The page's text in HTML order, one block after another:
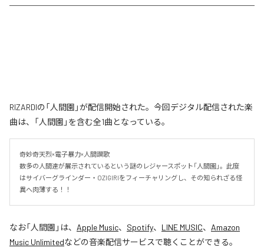
RIZARDIの「人間園」が配信開始された。今回デジタル配信された楽
曲は、「人間園」を含む全1曲となっている。
奇妙奇天烈×電子暴力×人間讃歌
数多の人間達が展示されているという謎のレジャースポット「人間園」。此度
はサイバーグラインダー・OZIGIRIをフィーチャリングし、その知られざる怪
異へ肉薄する！！
なお「人間園 」は、 Apple Music、 Spotify、 LINE MUSIC、 Amazon
Music Unlimitedなどの音楽配信サービスで聴くことができる。